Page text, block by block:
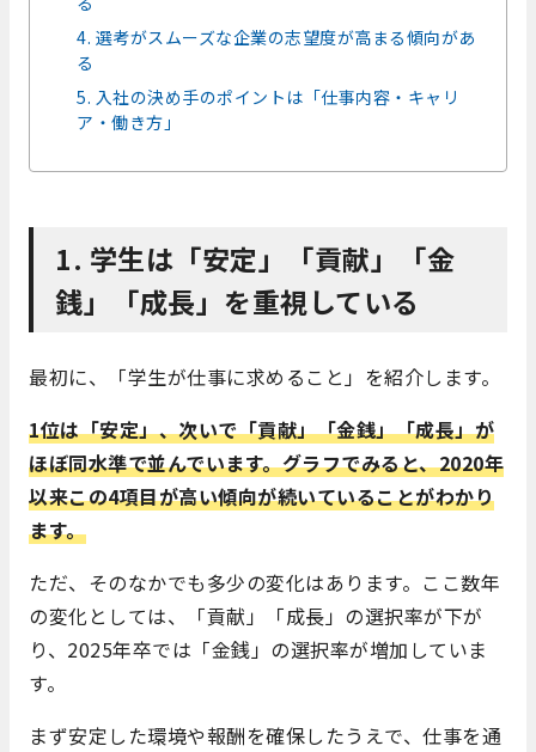
4. 選考がスムーズな企業の志望度が高まる傾向があ
る
5. 入社の決め手のポイントは「仕事内容・キャリ
ア・働き方」
1. 学生は「安定」「貢献」「金
銭」「成長」を重視している
最初に、「学生が仕事に求めること」を紹介します。
1位は「安定」、次いで「貢献」「金銭」「成長」が
ほぼ同水準で並んでいます。グラフでみると、2020年
以来この4項目が高い傾向が続いていることがわかり
ます。
ただ、そのなかでも多少の変化はあります。ここ数年
の変化としては、「貢献」「成長」の選択率が下が
り、2025年卒では「金銭」の選択率が増加していま
す。
まず安定した環境や報酬を確保したうえで、仕事を通